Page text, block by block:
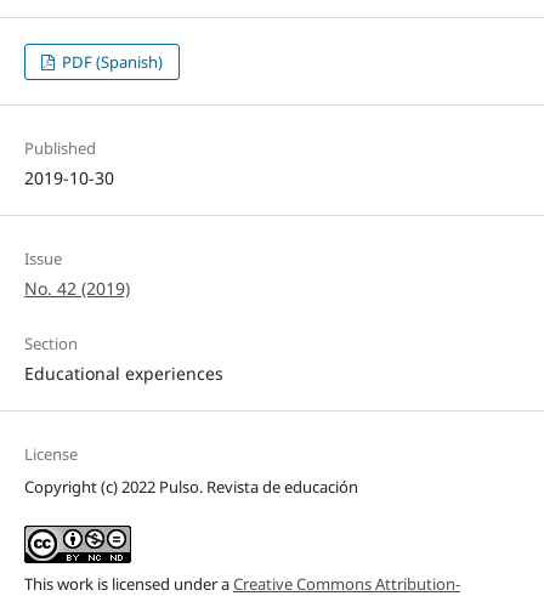
PDF (Spanish)
Published
2019-10-30
Issue
No. 42 (2019)
Section
Educational experiences
License
Copyright (c) 2022 Pulso. Revista de educación
This work is licensed under aCreative Commons Attribution-